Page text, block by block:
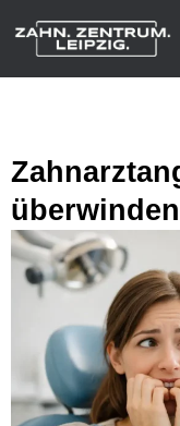
überwinden